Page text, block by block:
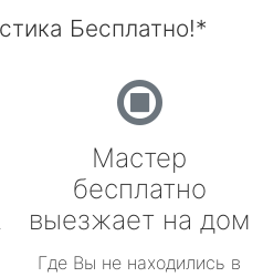
Бесплатно!*
Мастер
бесплатно
выезжает на дом
Где Вы не находились в